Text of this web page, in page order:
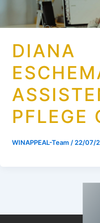
DIANA
PFLEGE
WINAPPEAL-Team /22/07/